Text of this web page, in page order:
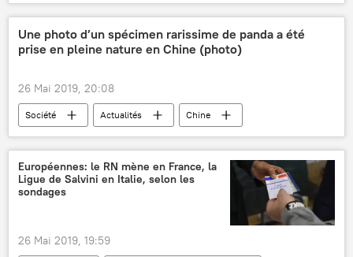
Elections européennes 2019
France
Marine Le Pen
Emmanuel Macron
Rassemblement national (RN)
élections
Une photo d’un spécimen rarissime de panda a été
prise en pleine nature en Chine (photo)
26 Mai 2019, 20:08
Société Actualités
Chine
pandas
animaux
insolite
photo
Européennes: le RN mène en France, la
Ligue de Salvini en Italie, selon les
sondages
26 Mai 2019, 19:59